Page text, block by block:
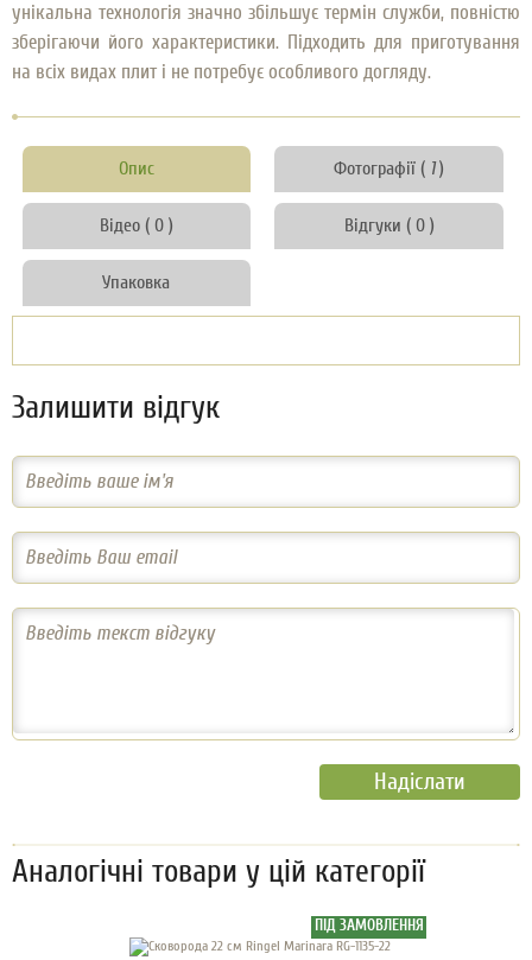
унікальна технологія значно збільшує термін служби, повністю
зберігаючи його характеристики. Підходить для приготування
на всіх видах плит і не потребує особливого догляду.
Опис Фотографії ( 1)
Відео ( 0 ) Відгуки ( 0 )
Упаковка
Залишити відгук
Введіть ваше ім'я
Введіть Ваш email
Введіть текст відгуку
Аналогічні товари у цій категорії
ПІД ЗАМОВЛЕННЯ